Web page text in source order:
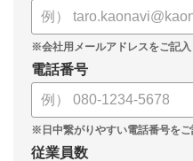
電話番号
従業員数